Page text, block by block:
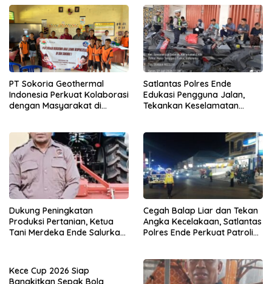
PT Sokoria Geothermal
Indonesia Perkuat Kolaborasi
dengan Masyarakat di
Satlantas Polres Ende
Edukasi Pengguna Jalan,
Tekankan Keselamatan
Dukung Peningkatan
Produksi Pertanian, Ketua
Tani Merdeka Ende Salurkan
Cegah Balap Liar dan Tekan
Angka Kecelakaan, Satlantas
Polres Ende Perkuat Patroli
Kece Cup 2026 Siap
Bangkitkan Sepak Bola